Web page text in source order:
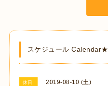
スケジュール Calendar★
休日 2019-08-10 (土)